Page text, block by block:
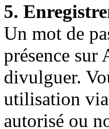
5.
Un mot de
présence sur
divulguer.
utilisation
autorisé ou